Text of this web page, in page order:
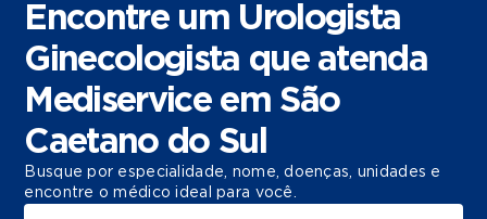
Encontre um Urologista
Ginecologista que atenda
Mediservice em São
Caetano do Sul
Busque por especialidade, nome, doenças, unidades e
encontre o médico ideal para você.